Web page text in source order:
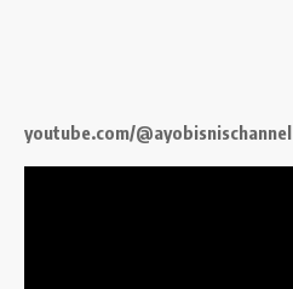
youtube.com/@ayobisnischannel